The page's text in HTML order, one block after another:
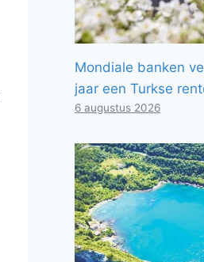
Mondiale banken
jaar een Turkse
6 augustus 2026